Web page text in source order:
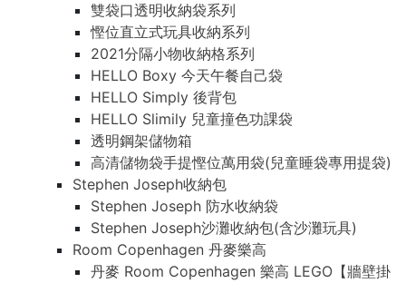
雙袋口透明收納袋系列
慳位直立式玩具收納系列
2021分隔小物收納格系列
HELLO Boxy 今天午餐自己袋
HELLO Simply 後背包
HELLO Slimily 兒童撞色功課袋
透明鋼架儲物箱
高清儲物袋手提慳位萬用袋(兒童睡袋專用提袋)
Stephen Joseph收納包
Stephen Joseph 防水收納袋
Stephen Joseph沙灘收納包(含沙灘玩具)
Room Copenhagen 丹麥樂高
丹麥 Room Copenhagen 樂高 LEGO【牆壁掛